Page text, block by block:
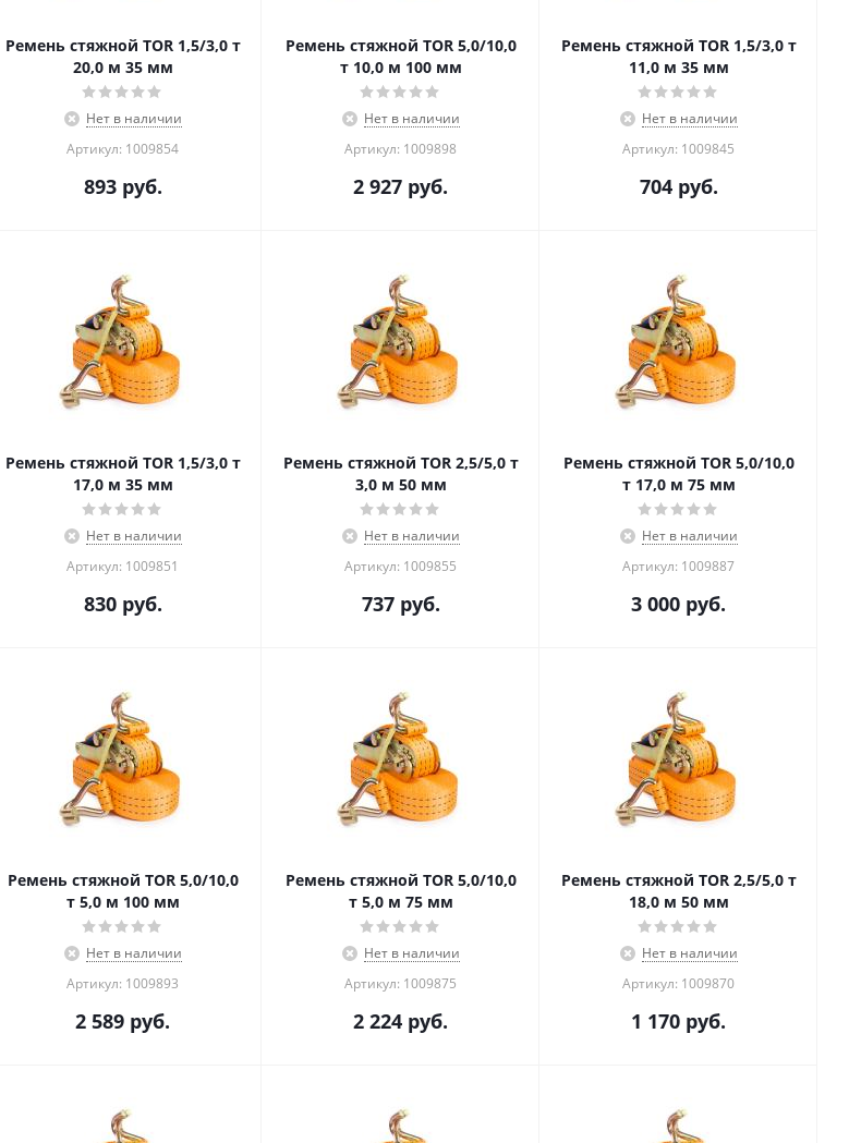
Ремень стяжной TOR 1,5/3,0 т
20,0 м 35 мм
Нет в наличии
Артикул: 1009854
893руб.
Ремень стяжной TOR 5,0/10,0
т 10,0 м 100 мм
Нет в наличии
Артикул: 1009898
2 927 руб.
Ремень стяжной TOR 1,5/3,0 т
11,0 м 35 мм
Нет в наличии
Артикул: 1009845
704руб.
Ремень стяжной TOR 1,5/3,0 т
17,0 м 35 мм
Нет в наличии
Артикул: 1009851
830руб.
Ремень стяжной TOR 2,5/5,0 т
3,0 м 50 мм
Нет в наличии
Артикул: 1009855
737руб.
Ремень стяжной TOR 5,0/10,0
т 17,0 м 75 мм
Нет в наличии
Артикул: 1009887
3 000 руб.
Ремень стяжной TOR 5,0/10,0
т 5,0 м 100 мм
Нет в наличии
Артикул: 1009893
2 589 руб.
Ремень стяжной TOR 5,0/10,0
т 5,0 м 75 мм
Нет в наличии
Артикул: 1009875
2 224 руб.
Ремень стяжной TOR 2,5/5,0 т
18,0 м 50 мм
Нет в наличии
Артикул: 1009870
1 170 руб.